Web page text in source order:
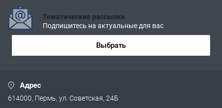
Тематические рассылки
Подпишитесь на актуальные для вас
Выбрать
Адрес
614000, Пермь, ул. Советская, 24Б